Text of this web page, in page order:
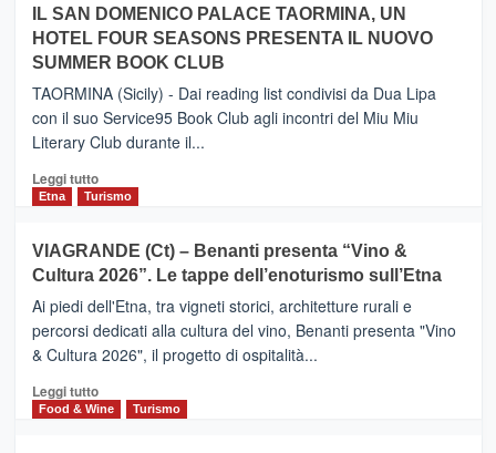
da
Neos
PIEDIMONTE
ETNEO
–
Meta
turistica
privilegiata
secondo
dati
di
Anche
la
Alcantara
nei
primi
nella
classifica
IL SAN DOMENICO PALACE TAORMINA, UN
HOTEL FOUR SEASONS PRESENTA IL NUOVO
SUMMER BOOK CLUB
TAORMINA (Sicily) - Dai reading list condivisi da Dua Lipa
con il suo Service95 Book Club agli incontri del Miu Miu
Literary Club durante il...
Leggi tuttoLeggi
di
IL
SAN
DOMENICO
PALACE
TAORMINA,
UN
HOTEL
FOUR
Etna Turismo
VIAGRANDE (Ct) – Benanti presenta “Vino &
Cultura 2026”. Le tappe dell’enoturismo sull’Etna
Ai piedi dell'Etna, tra vigneti storici, architetture rurali e
percorsi dedicati alla cultura del vino, Benanti presenta "Vino
& Cultura 2026", il progetto di ospitalità...
Leggi tuttoLeggi
di
Food & Wine Turismo